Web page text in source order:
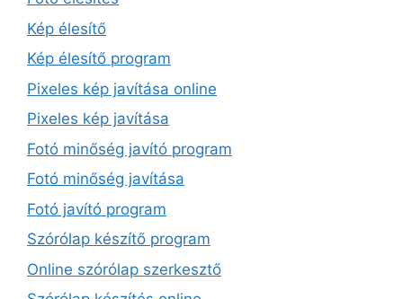
Kép élesítő
Kép élesítő program
Pixeles kép javítása online
Pixeles kép javítása
Fotó minőség javító program
Fotó minőség javítása
Fotó javító program
Szórólap készítő program
Online szórólap szerkesztő